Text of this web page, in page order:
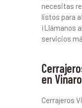
necesitas
listos para
¡Llámanos
servicios
en
Cerrajeros